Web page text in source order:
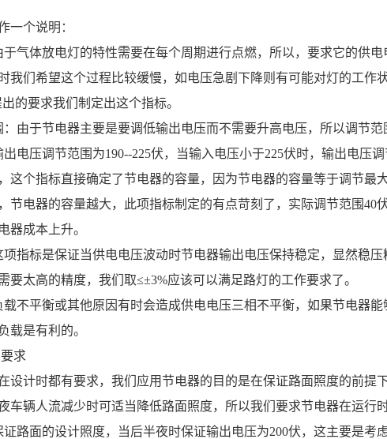
一个说明：
体放电灯的特性需要在每个周期进行点燃，所以，要求它的供电
我们希望这个过程比较缓慢，如电压急剧下降则有可能对灯的工作
的要求我们制定出这个指标。
于节电器主要是要调低输出电压而不需要升高电压，所以调节范
电压调节范围为190--225伏，当输入电压小于225伏时，输出电压
这个指标直接确定了节电器的容量，因为节电器的容量等于调节最
节电器的容量越大，此项指标制定的有点苛刻了，实际调节范围40
器成本上升。
标是保证当供电电压波动时节电器输出电压保持稳定，显然稳压
要太高的精度，我们取≤±3%应该可以满足路灯的工作要求了。
平衡或其他原因有时会造成供电电压三相不平衡，如果节电器能
载是有利的。
求
计时都有要求，我们应用节电器的目的是在保证路面照度的前提
车辆人流减少时可适当降低路面照度，所以我们要求节电器在运行
证路面的设计照度，当后半夜时保证输出电压为200伏，这主要是考